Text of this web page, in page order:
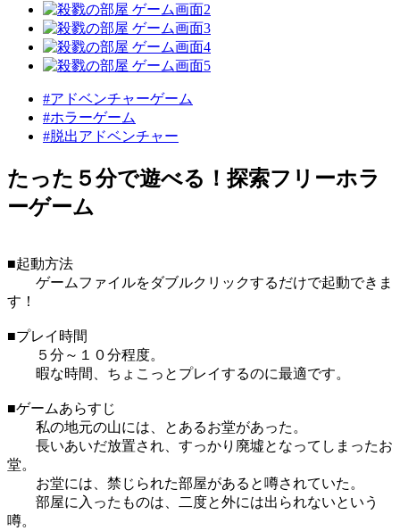
#アドベンチャーゲーム
#ホラーゲーム
#脱出アドベンチャー
たった５分で遊べる！探索フリーホラ
ーゲーム
■起動方法
ゲームファイルをダブルクリックするだけで起動できま
す！
■プレイ時間
５分～１０分程度。
暇な時間、ちょこっとプレイするのに最適です。
■ゲームあらすじ
私の地元の山には、とあるお堂があった。
長いあいだ放置され、すっかり廃墟となってしまったお
堂。
お堂には、禁じられた部屋があると噂されていた。
部屋に入ったものは、二度と外には出られないという
噂。